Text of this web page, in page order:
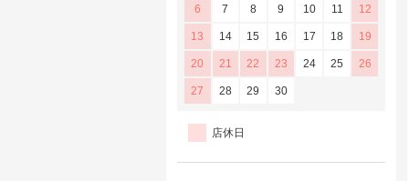
6 7 8 9 10 11 12
13 14 15 16 17 18 19
20 21 22 23 24 25 26
27 28 29 30
店休日